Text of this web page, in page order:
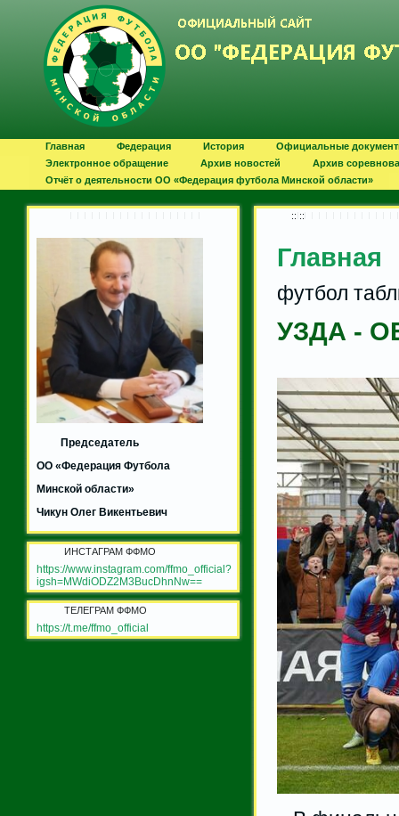
Главная Федерация История
Официальные
Электронное обращение
Архив новостей
Архив
Отчёт о деятельности ОО «Федерация футбола Минской области»
Председатель
ОО «Федерация Футбола
Минской области»
Чикун Олег Викентьевич
ИНСТАГРАМ ФФМО
https://www.instagram.com/ffmo_official?
igsh=MWdiODZ2M3BucDhnNw==
ТЕЛЕГРАМ ФФМО
https://t.me/ffmo_official
:: ::
Главная
футбол
УЗДА -